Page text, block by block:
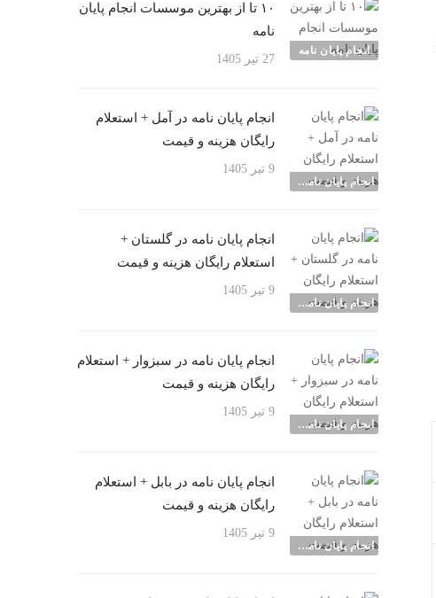
انجام پایان نامه
۱۰ تا از بهترین موسسات انجام پایان
نامه
27 تیر 1405
انجام پایان نامه شهرها
انجام پایان نامه در آمل + استعلام
رایگان هزینه و قیمت
9 تیر 1405
انجام پایان نامه شهرها
انجام پایان نامه در گلستان +
استعلام رایگان هزینه و قیمت
9 تیر 1405
انجام پایان نامه شهرها
انجام پایان نامه در سبزوار + استعلام
رایگان هزینه و قیمت
9 تیر 1405
انجام پایان نامه شهرها
انجام پایان نامه در بابل + استعلام
رایگان هزینه و قیمت
9 تیر 1405